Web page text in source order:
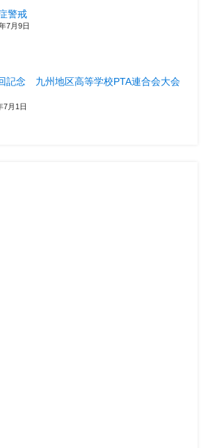
警戒
7月9日
記念 九州地区高等学校PTA連合会大会
7月1日